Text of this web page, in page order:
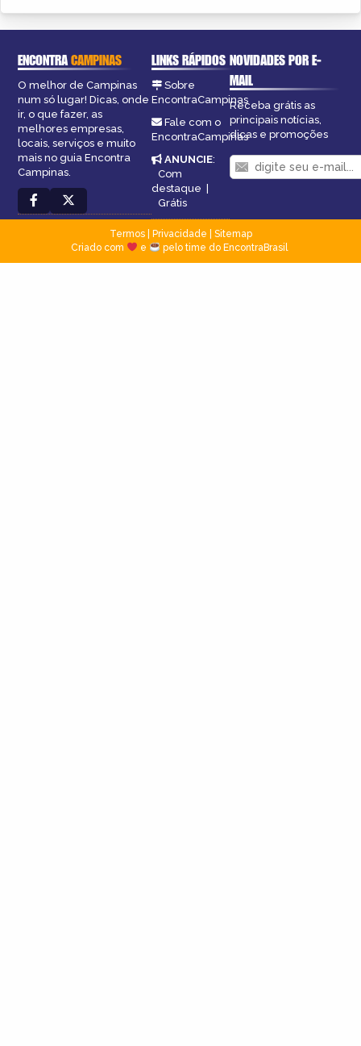
ENCONTRACAMPINAS
O melhor de Campinas
num só lugar! Dicas, onde
ir, o que fazer, as
melhores empresas,
locais, serviços e muito
mais no guia Encontra
Campinas.
LINKS RÁPIDOS
Sobre
EncontraCampinas
Fale com o
EncontraCampinas
ANUNCIE:
Com
destaque |
Grátis
NOVIDADES POR E-
MAIL
Receba grátis as
principais notícias,
dicas e promoções
Termos| Privacidade
Sitemap
Criado com
e pelo time do EncontraBrasil